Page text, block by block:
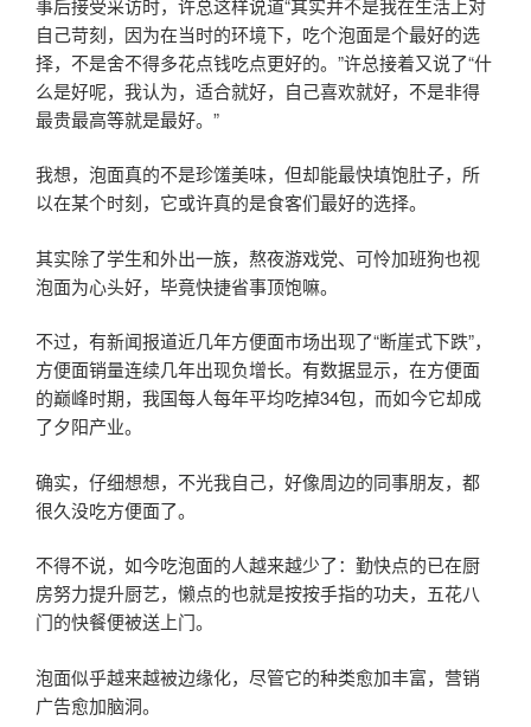
事后接受采访时，许总这样说道“其实并不是我在生活上对
自己苛刻，因为在当时的环境下，吃个泡面是个最好的选
择，不是舍不得多花点钱吃点更好的。”许总接着又说了“什
么是好呢，我认为，适合就好，自己喜欢就好，不是非得
最贵最高等就是最好。”
我想，泡面真的不是珍馐美味，但却能最快填饱肚子，所
以在某个时刻，它或许真的是食客们最好的选择。
其实除了学生和外出一族，熬夜游戏党、可怜加班狗也视
泡面为心头好，毕竟快捷省事顶饱嘛。
不过，有新闻报道近几年方便面市场出现了“断崖式下跌”，
方便面销量连续几年出现负增长。有数据显示，在方便面
的巅峰时期，我国每人每年平均吃掉34包，而如今它却成
了夕阳产业。
确实，仔细想想，不光我自己，好像周边的同事朋友，都
很久没吃方便面了。
不得不说，如今吃泡面的人越来越少了：勤快点的已在厨
房努力提升厨艺，懒点的也就是按按手指的功夫，五花八
门的快餐便被送上门。
泡面似乎越来越被边缘化，尽管它的种类愈加丰富，营销
广告愈加脑洞。